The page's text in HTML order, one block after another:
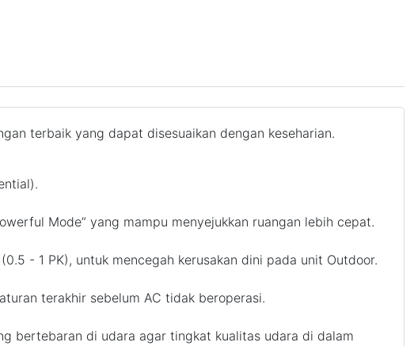
terbaik yang dapat disesuaikan dengan keseharian.
Mode” yang mampu menyejukkan ruangan lebih cepat.
- 1 PK), untuk mencegah kerusakan dini pada unit Outdoor.
terakhir sebelum AC tidak beroperasi.
bertebaran di udara agar tingkat kualitas udara di dalam